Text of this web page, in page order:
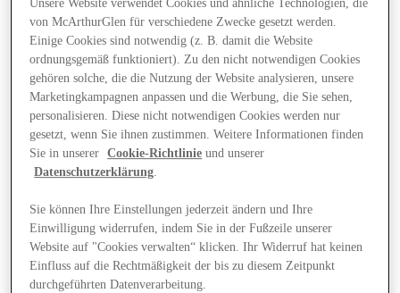
Angebote
Unsere Website verwendet Cookies und ähnliche Technologien, die
von McArthurGlen für verschiedene Zwecke gesetzt werden.
Einige Cookies sind notwendig (z. B. damit die Website
ordnungsgemäß funktioniert). Zu den nicht notwendigen Cookies
gehören solche, die die Nutzung der Website analysieren, unsere
Marketingkampagnen anpassen und die Werbung, die Sie sehen,
personalisieren. Diese nicht notwendigen Cookies werden nur
gesetzt, wenn Sie ihnen zustimmen. Weitere Informationen finden
Sie in unserer
Cookie-Richtlinie und unserer
Datenschutzerklärung.
Sie können Ihre Einstellungen jederzeit ändern und Ihre
Einwilligung widerrufen, indem Sie in der Fußzeile unserer
Website auf "Cookies verwalten“ klicken. Ihr Widerruf hat keinen
Einfluss auf die Rechtmäßigkeit der bis zu diesem Zeitpunkt
durchgeführten Datenverarbeitung.